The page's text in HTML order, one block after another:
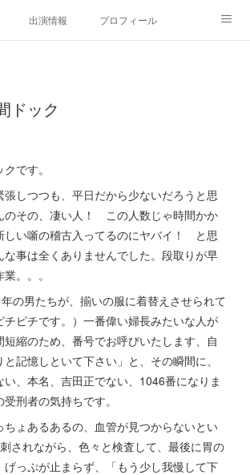
出演情報 プロフィール
ドック
です。
しつつも、平日だから少ないだろうと思
のその、凄い人！ この人数じゃ時間かか
しい噺の稽古入ってるのにヤバイ！ と思
な事は全くありませんでした。段取りが早
。。。
の男たちが、揃いの服に着替えさせられて
チピチです。）一番偉い婦長みたいな人が
短縮のため、番号でお呼びいたします、自
記憶しといて下さい」と、その瞬間に、
、本名、吉田正でない、1046番になりま
刑者の気持ちです。
ょあるあるの、血管が見つからないとい
されながら、色々と検査して、最後に胃の
げっぷが止まらず、「もう少し我慢して下